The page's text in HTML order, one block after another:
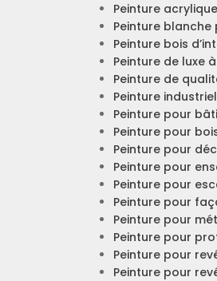
Peinture
Peinture
Peinture bois
Peinture de luxe
Peinture de
Peinture
Peinture pour
Peinture pour
Peinture pour
Peinture pour
Peinture pour
Peinture pour
Peinture pour
Peinture pour
Peinture pour
Peinture pour